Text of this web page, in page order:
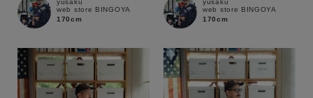
yusaku
web store BINGOYA
170cm
yusaku
web store BINGOYA
170cm